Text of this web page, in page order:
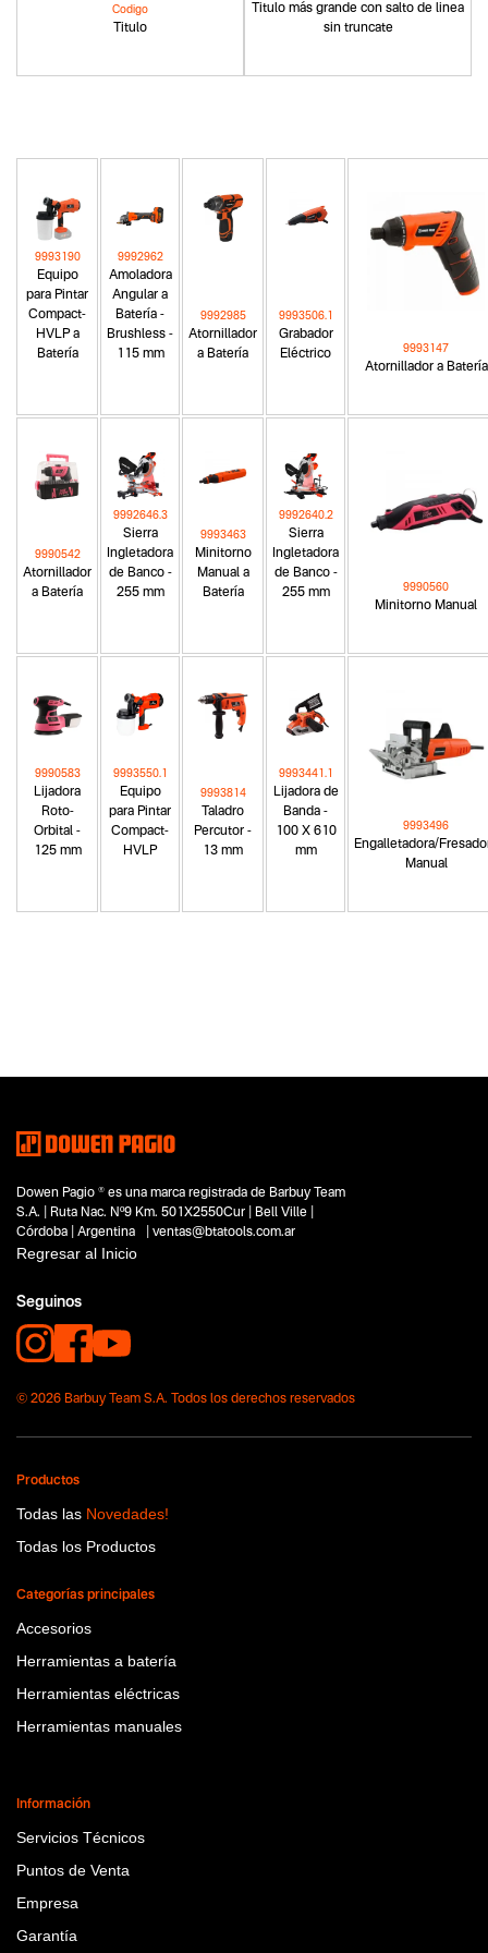
Titulo
Codigo
Titulo más grande con salto de linea
sin truncate
Equipo
para Pintar
Compact-
HVLP a
Batería
9993190
Amoladora
Angular a
Batería -
Brushless -
115 mm
9992962
Atornillador
a Batería
9992985
Grabador
Eléctrico
9993506.1
Atornillador a Batería
9993147
Atornillador
a Batería
9990542
Sierra
Ingletadora
de Banco -
255 mm
9992646.3
Minitorno
Manual a
Batería
9993463
Sierra
Ingletadora
de Banco -
255 mm
9992640.2
Minitorno Manual
9990560
Lijadora
Roto-
Orbital -
125 mm
9990583
Equipo
para Pintar
Compact-
HVLP
9993550.1
Taladro
Percutor -
13 mm
9993814
Lijadora de
Banda -
100 X 610
mm
9993441.1
Engalletadora/
Manual
9993496
Segmentos - pendiente
Carpintería
Capacidad
No items found.
Funcion o uso
No items found.
Tecnologia
Pink Power
Dowen Pagio ® es una marca registrada de Barbuy Team
S.A. | Ruta Nac. Nº9 Km. 501X2550Cur | Bell Ville |
Córdoba | Argentina | ventas@btatools.com.ar
Regresar al Inicio
Seguinos
© 2026 Barbuy Team S.A. Todos los derechos reservados
Productos
Todas las Novedades!
Todas los Productos
Categorías principales
Accesorios
Herramientas a batería
Herramientas eléctricas
Herramientas manuales
Información
Servicios Técnicos
Puntos de Venta
Empresa
Garantía